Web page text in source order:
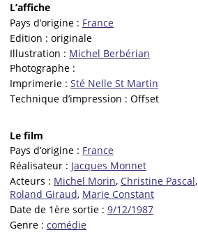
L’affiche
Pays d’origine : France
Edition : originale
Illustration : Michel Berbérian
Photographe :
Imprimerie : Sté Nelle St Martin
Technique d’impression : Offset
Le film
Pays d’origine : France
Réalisateur : Jacques Monnet
Acteurs : Michel Morin, Christine Pascal,
Roland Giraud, Marie Constant
Date de 1ère sortie : 9/12/1987
Genre : comédie